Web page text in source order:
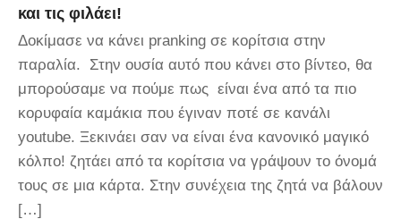
και τις φιλάει!
Δοκίμασε να κάνει pranking σε κορίτσια στην
παραλία. Στην ουσία αυτό που κάνει στο βίντεο, θα
μπορούσαμε να πούμε πως είναι ένα από τα πιο
κορυφαία καμάκια που έγιναν ποτέ σε κανάλι
youtube. Ξεκινάει σαν να είναι ένα κανονικό μαγικό
κόλπο! ζητάει από τα κορίτσια να γράψουν το όνομά
τους σε μια κάρτα. Στην συνέχεια της ζητά να βάλουν
[…]